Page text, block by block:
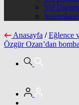
Yol
Anasayfa / Eğlence
Özgür Ozan’dan